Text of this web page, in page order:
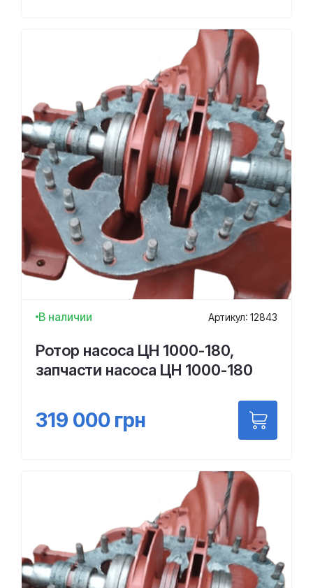
В наличии Артикул: 12843
Ротор насоса ЦН 1000-180,
запчасти насоса ЦН 1000-180
319 000 грн